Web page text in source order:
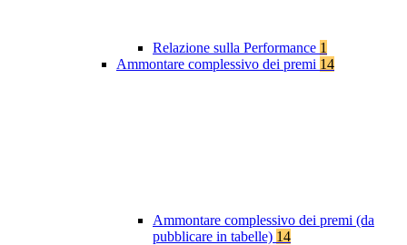
Relazione sulla Performance 1
Ammontare complessivo dei premi 14
Ammontare complessivo dei premi (da
pubblicare in tabelle) 14